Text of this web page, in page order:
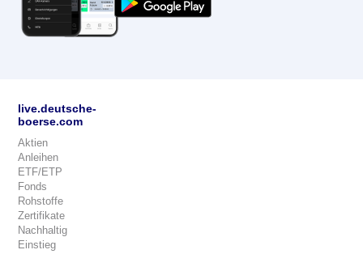
live.deutsche-
boerse.com
Aktien
Anleihen
ETF/ETP
Fonds
Rohstoffe
Zertifikate
Nachhaltig
Einstieg